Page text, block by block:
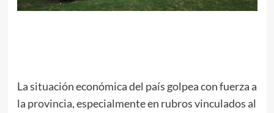
La situación económica del país golpea con fuerza a
la provincia, especialmente en rubros vinculados al